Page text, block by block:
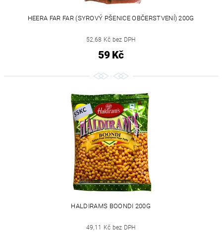
HEERA FAR FAR (SYROVÝ PŠENICE OBČERSTVENÍ) 200G
52,68 Kč bez DPH
59 Kč
HALDIRAMS BOONDI 200G
49,11 Kč bez DPH